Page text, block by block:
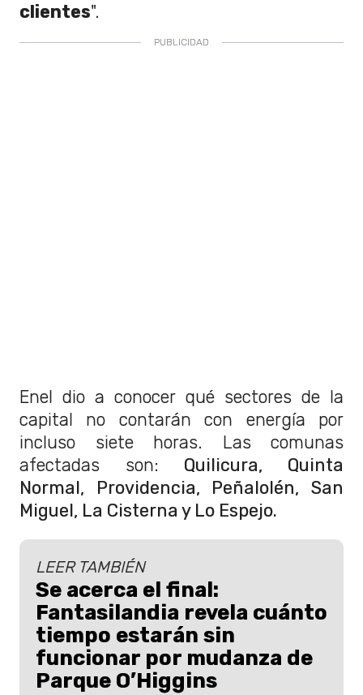
clientes".
Enel dio a conocer qué sectores de la
capital no contarán con energía por
incluso siete horas. Las comunas
afectadas son: Quilicura, Quinta
Normal, Providencia, Peñalolén, San
Miguel, La Cisterna y Lo Espejo.
LEER TAMBIÉN
Se acerca el final:
Fantasilandia revela cuánto
tiempo estarán sin
funcionar por mudanza de
Parque O’Higgins